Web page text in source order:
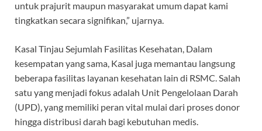
untuk prajurit maupun masyarakat umum dapat kami
tingkatkan secara signifikan,” ujarnya.
Kasal Tinjau Sejumlah Fasilitas Kesehatan, Dalam
kesempatan yang sama, Kasal juga memantau langsung
beberapa fasilitas layanan kesehatan lain di RSMC. Salah
satu yang menjadi fokus adalah Unit Pengelolaan Darah
(UPD), yang memiliki peran vital mulai dari proses donor
hingga distribusi darah bagi kebutuhan medis.